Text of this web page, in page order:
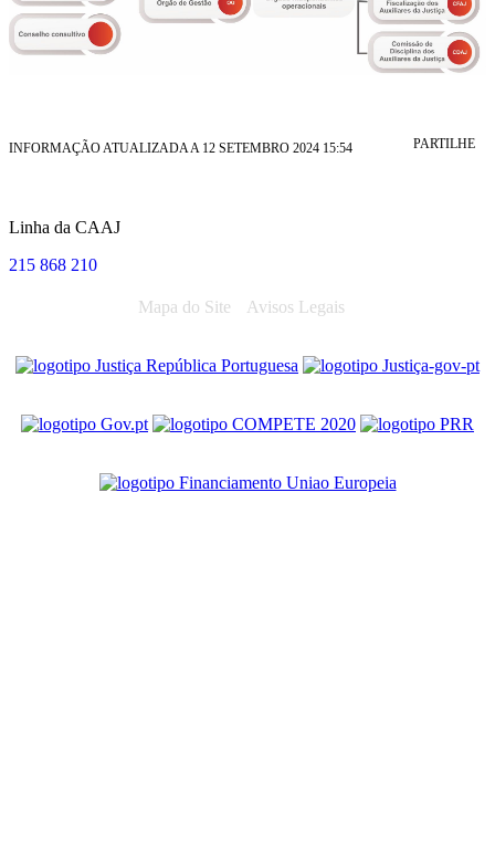
INFORMAÇÃO ATUALIZADA A 12 SETEMBRO 2024 15:54 PARTILHE
Linha da CAAJ
215 868 210
Mapa do Site Avisos Legais